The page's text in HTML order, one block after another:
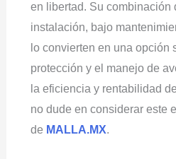
en libertad. Su combinación
instalación, bajo
lo convierten en una opción
protección y el manejo de
la eficiencia y rentabilidad
no dude en considerar este
de MALLA.MX.